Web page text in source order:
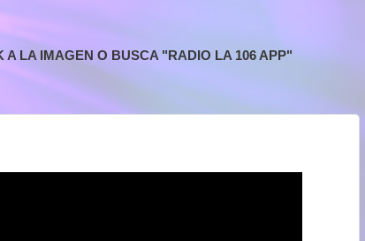
LA IMAGEN O BUSCA "RADIO LA 106 APP"